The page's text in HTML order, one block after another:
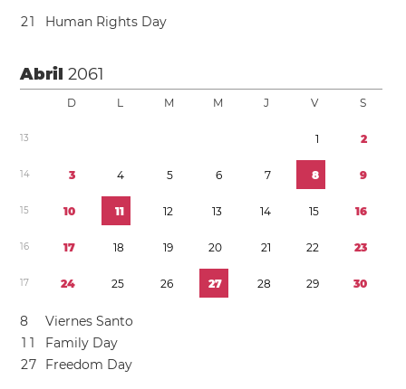
21 Human Rights Day
Abril2061
D L M M J V S
13 1 2
14 3 4 5 6 7 8 9
15 10 11 12 13 14 15 16
16 17 18 19 20 21 22 23
17 24 25 26 27 28 29 30
8
Viernes Santo
1 1
Family Day
27 Freedom Day